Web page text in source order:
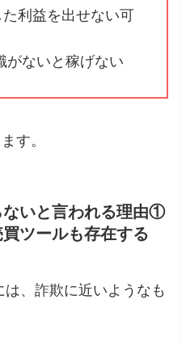
利益を出せない可
がないと稼げない
す。
ないと言われる理由①
ツールも存在する
、詐欺に近いようなも